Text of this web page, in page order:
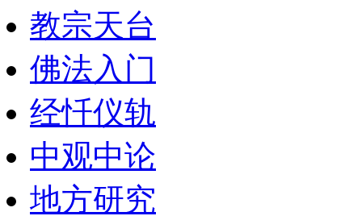
教宗天台
佛法入门
经忏仪轨
中观中论
地方研究